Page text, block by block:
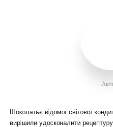
Шоколатьє відомої світової
вирішили удосконалити